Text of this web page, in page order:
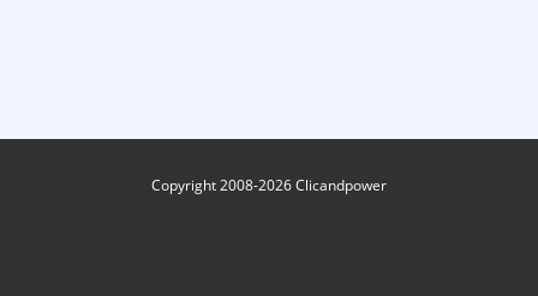
Copyright 2008-2026 Clicandpower